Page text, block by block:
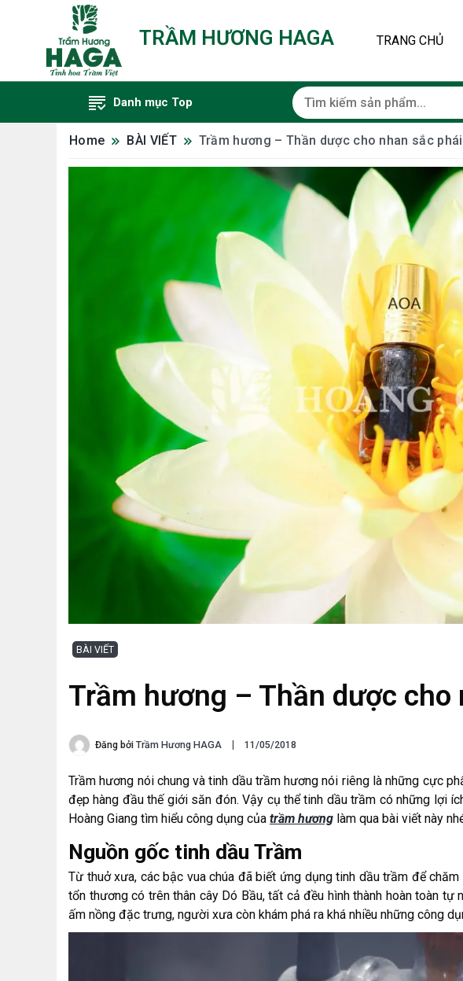
TRẦM HƯƠNG HAGA TRANG CHỦ
Danh mục Top
Home BÀI VIẾT Trầm hương – Thần dược cho nhan sắc
BÀI VIẾT
Trầm hương – Thần dược cho
Đăng bởi Trầm Hương HAGA 11/05/2018
Trầm hương nói chung và tinh dầu trầm hương nói riêng là những cực
đẹp hàng đầu thế giới săn đón. Vậy cụ thể tinh dầu trầm có những lợi
Hoàng Giang tìm hiểu công dụng của trầm hương làm qua bài viết này
Nguồn gốc tinh dầu Trầm
Từ thuở xưa, các bậc vua chúa đã biết ứng dụng tinh dầu trầm để
tổn thương có trên thân cây Dó Bầu, tất cả đều hình thành hoàn toàn
ấm nồng đặc trưng, người xưa còn khám phá ra khá nhiều những công